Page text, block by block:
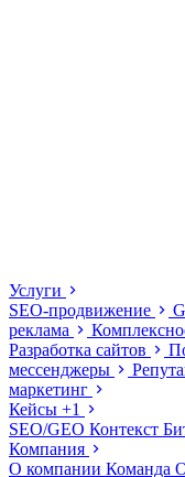
Услуги
SEO-продвижение
реклама
Разработка сайтов
мессенджеры
маркетинг
Кейсы +1
SEO/GEO Контекст
Компания
О компании Команда